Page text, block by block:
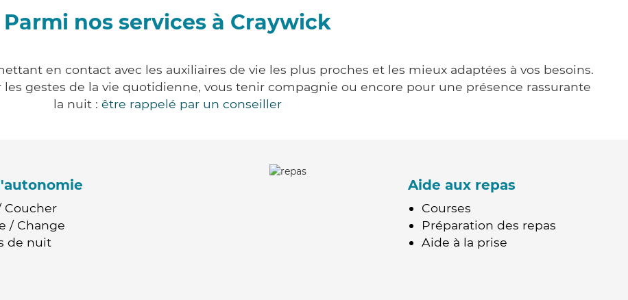
Parmi nos services à Craywick
en contact avec les auxiliaires de vie les plus proches et les mieux adaptées à vos besoins.
gestes de la vie quotidienne, vous tenir compagnie ou encore pour une présence rassurante
la nuit : être rappelé par un conseiller
Coucher
/ Change
de nuit
Aide aux repas
Courses
Préparation des repas
Aide à la prise